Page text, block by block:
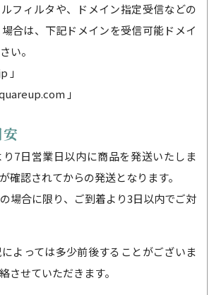
フィルタや、ドメイン指定受信などの
合は、下記ドメインを受信可能ドメイ
い。
」
」
7日営業日以内に商品を発送いたしま
確認されてからの発送となります。
場合に限り、ご到着より3日以内でご対
よっては多少前後することがございま
させていただきます。